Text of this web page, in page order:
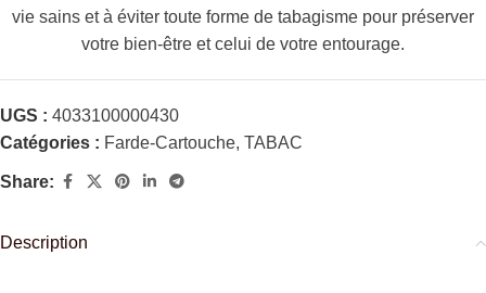
vie sains et à éviter toute forme de tabagisme pour préserver
votre bien-être et celui de votre entourage.
UGS : 4033100000430
Catégories : Farde-Cartouche, TABAC
Share:
Description